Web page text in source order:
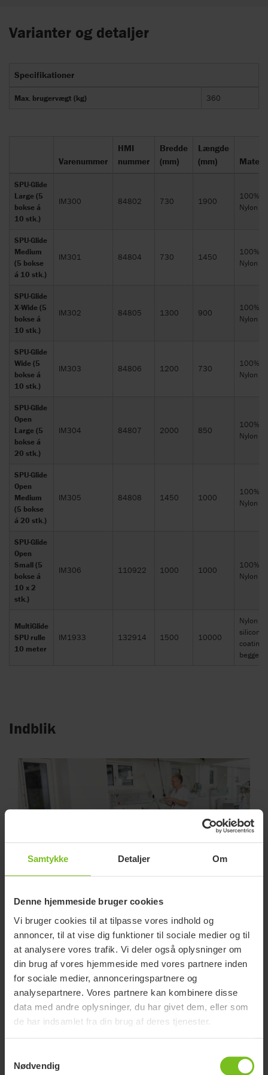
Samtykke Detaljer Om
Denne hjemmeside bruger cookies
Vi bruger cookies til at tilpasse vores indhold og
annoncer, til at vise dig funktioner til sociale medier og til
at analysere vores trafik. Vi deler også oplysninger om
din brug af vores hjemmeside med vores partnere inden
for sociale medier, annonceringspartnere og
analysepartnere. Vores partnere kan kombinere disse
data med andre oplysninger, du har givet dem, eller som
de har indsamlet fra din brug af deres tjenester.
Nødvendig
Varianter og detaljer
Specifikationer
Max. brugervægt (kg) 360
Varenummer
HMI
nummer
Bredde
(mm)
Længde
(mm)
SPU-Glide
Large (5
bokse á
10 stk.)
IM300 84802 730 1900
100%
Nylon
SPU-Glide
Medium
(5 bokse
á 10 stk.)
IM301 84804 730 1450
100%
Nylon
SPU-Glide
X-Wide (5
bokse á
10 stk.)
IM302 84805 1300 900
100%
Nylon
SPU-Glide
Wide (5
bokse á
10 stk.)
IM303 84806 1200 730
100%
Nylon
SPU-Glide
Open
Large (5
bokse á
20 stk.)
IM304 84807 2000 850
100%
Nylon
SPU-Glide
Open
Medium
(5 bokse
á 20 stk.)
IM305 84808 1450 1000
100%
Nylon
SPU-Glide
Open
Small (5
bokse á
10 x 2
stk.)
IM306 110922 1000 1000
100%
Nylon
MultiGlide
SPU rulle
10 meter
IM1933 132914 1500 10000
Nylon
silicone
coating
begge
Indblik
Forebyg arbejdsrelaterede skader
Der er bred enighed blandt undersøgelser, der peger
på, at fysiske krav reduceres, når man benytter et
friktionsreducerende lagen frem for et traditionelt
bomuldstræklagen til at repositionere en borger. Læs
mere om forebyggelse af arbejdsrelaterede skader
her.